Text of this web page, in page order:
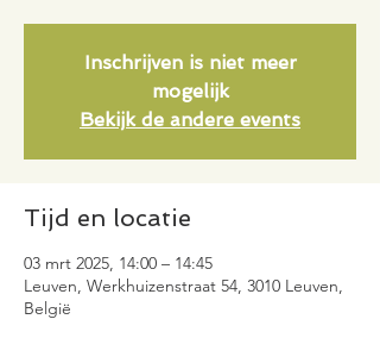
Inschrijven is niet meer
mogelijk
Bekijk de andere events
Tijd en locatie
03 mrt 2025, 14:00 – 14:45
Leuven, Werkhuizenstraat 54, 3010 Leuven,
België